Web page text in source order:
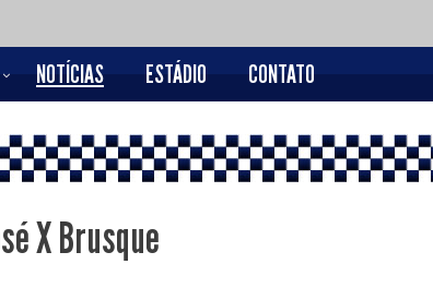
NOTÍCIAS ESTÁDIO CONTATO
X Brusque